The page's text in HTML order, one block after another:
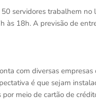
servidores trabalhem
às 18h. A previsão de
com diversas
é que sejam
meio de cartão de